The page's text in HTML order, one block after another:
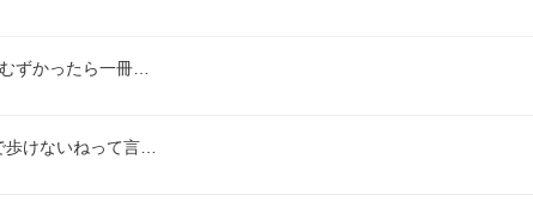
ずかったら一冊…
けないねって言…